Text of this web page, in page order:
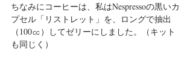
ちなみにコーヒーは、私はNespressoの黒いカ
プセル「リストレット」を、ロングで抽出
（100㏄）してゼリーにしました。（キット
も同じく）